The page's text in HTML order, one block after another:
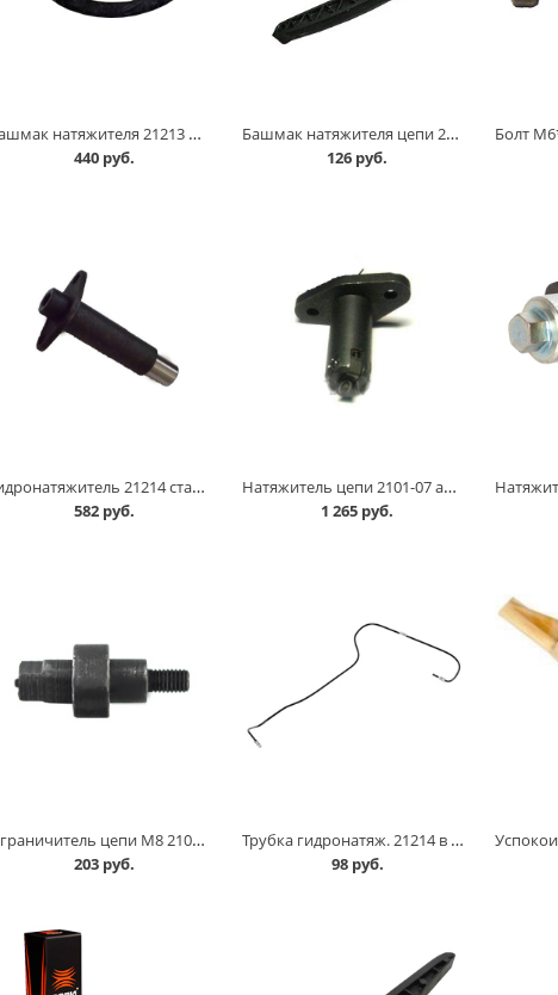
Башмак натяжителя 21213 Балаково в Омске
440 руб.
Башмак натяжителя цепи 21214 в Омске
126 руб.
Гидронатяжитель 21214 старого образца в Омске
582 руб.
Натяжитель цепи 2101-07 автомат в Омске
1 265 руб.
Ограничитель цепи М8 2101 старого образца в Омске
203 руб.
Трубка гидронатяж. 21214 в Омске
98 руб.